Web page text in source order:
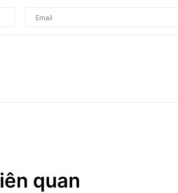
quan